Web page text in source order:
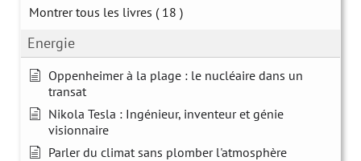
Montrer tous les livres ( 18 )
Energie
Oppenheimer à la plage : le nucléaire dans un
transat
Nikola Tesla : Ingénieur, inventeur et génie
visionnaire
Parler du climat sans plomber l'atmosphère